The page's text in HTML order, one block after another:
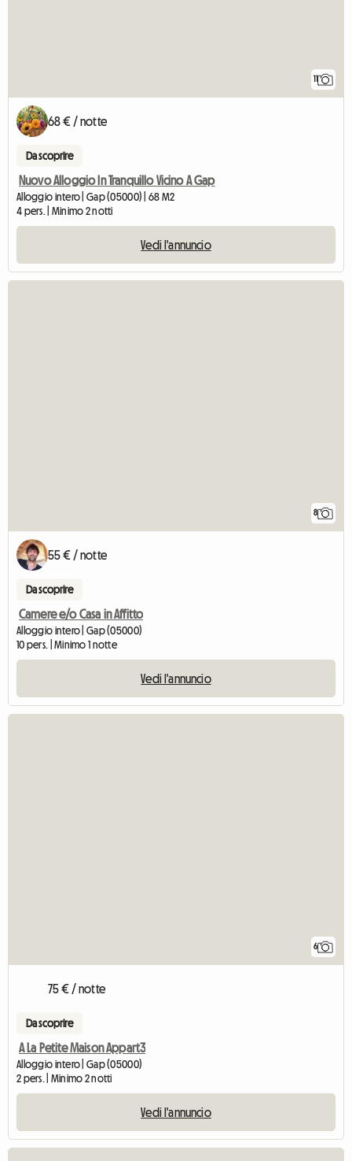
11
68 € / notte
Da scoprire
Nuovo Alloggio In Tranquillo Vicino A Gap
Alloggio intero | Gap (05000) | 68 M2
4 pers. | Minimo 2 notti
Vedi l'annuncio
8
55 € / notte
Da scoprire
Camere e/o Casa in Affitto
Alloggio intero | Gap (05000)
10 pers. | Minimo 1 notte
Vedi l'annuncio
6
75 € / notte
Da scoprire
A La Petite Maison Appart3
Alloggio intero | Gap (05000)
2 pers. | Minimo 2 notti
Vedi l'annuncio